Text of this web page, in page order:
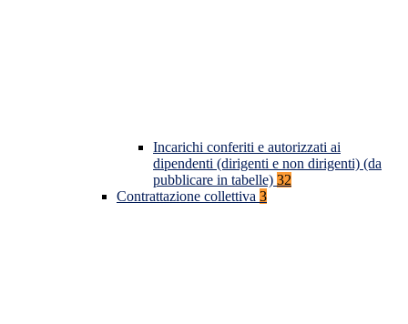
Incarichi conferiti e autorizzati ai
dipendenti (dirigenti e non dirigenti) (da
pubblicare in tabelle) 32
Contrattazione collettiva 3